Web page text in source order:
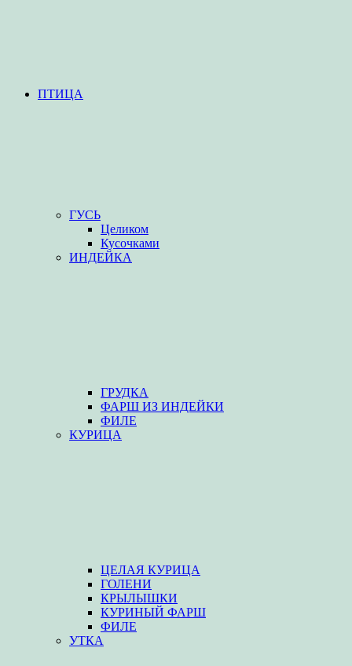
ПТИЦА
ГУСЬ
Целиком
Кусочками
ИНДЕЙКА
ГРУДКА
ФАРШ ИЗ ИНДЕЙКИ
ФИЛЕ
КУРИЦА
ЦЕЛАЯ КУРИЦА
ГОЛЕНИ
КРЫЛЫШКИ
КУРИНЫЙ ФАРШ
ФИЛЕ
УТКА